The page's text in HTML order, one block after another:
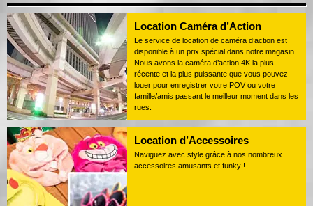
Location Caméra d’Action
Le service de location de caméra d’action est
disponible à un prix spécial dans notre magasin.
Nous avons la caméra d’action 4K la plus
récente et la plus puissante que vous pouvez
louer pour enregistrer votre POV ou votre
famille/amis passant le meilleur moment dans les
rues.
Location d’Accessoires
Naviguez avec style grâce à nos nombreux
accessoires amusants et funky !